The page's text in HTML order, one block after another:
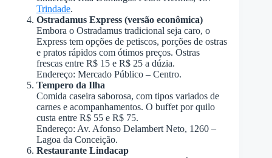
Trindade.
Ostradamus Express (versão econômica)
Embora o Ostradamus tradicional seja caro, o
Express tem opções de petiscos, porções de ostras
e pratos rápidos com ótimos preços. Ostras
frescas entre R$ 15 e R$ 25 a dúzia.
Endereço: Mercado Público – Centro.
Tempero da Ilha
Comida caseira saborosa, com tipos variados de
carnes e acompanhamentos. O buffet por quilo
custa entre R$ 55 e R$ 75.
Endereço: Av. Afonso Delambert Neto, 1260 –
Lagoa da Conceição.
Restaurante Lindacap